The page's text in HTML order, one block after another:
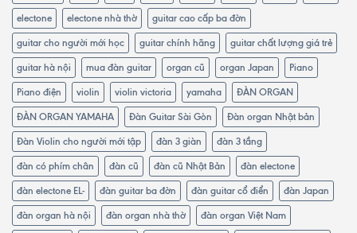
electone electone nhà thờ guitar cao cấp ba đờn
guitar cho người mới học guitar chính hãng guitar chất lượng giá trẻ
guitar hà nội mua đàn guitar organ cũ organ Japan Piano
Piano điện violin violin victoria yamaha ĐÀN ORGAN
ĐÀN ORGAN YAMAHA Đàn Guitar Sài Gòn Đàn organ Nhật bản
Đàn Violin cho người mới tập đàn 3 giàn đàn 3 tầng
đàn có phím chân đàn cũ đàn cũ Nhật Bản đàn electone
đàn electone EL- đàn guitar ba đờn đàn guitar cổ điển đàn Japan
đàn organ hà nội đàn organ nhà thờ đàn organ Việt Nam